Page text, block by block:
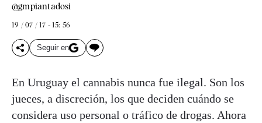
@gmpiantadosi
19 / 07 / 17 - 15: 56
Seguir en
En Uruguay el cannabis nunca fue ilegal. Son los
jueces, a discreción, los que deciden cuándo se
considera uso personal o tráfico de drogas. Ahora